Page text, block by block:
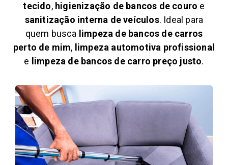
tecido, higienização de bancos de couro e
sanitização interna de veículos. Ideal para
quem busca limpeza de bancos de carros
perto de mim, limpeza automotiva profissional
e limpeza de bancos de carro preço justo.